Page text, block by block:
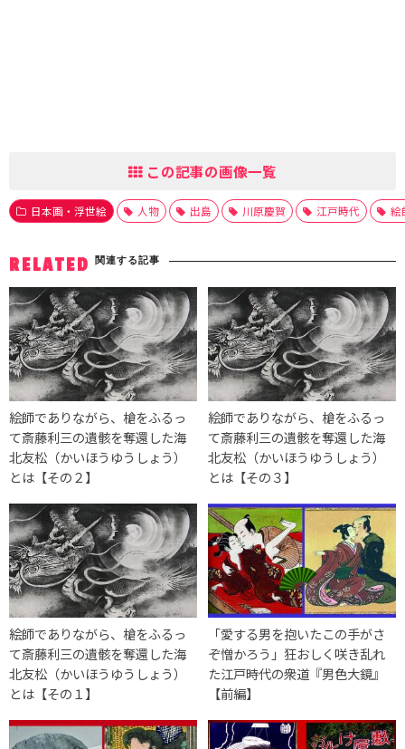
この記事の画像一覧
日本画・浮世絵 人物 出島 川原慶賀 江戸時代 絵
RELATED 関連する記事
絵師でありながら、槍をふるっ
て斎藤利三の遺骸を奪還した海
北友松（かいほうゆうしょう）
とは【その２】
絵師でありながら、槍をふるっ
て斎藤利三の遺骸を奪還した海
北友松（かいほうゆうしょう）
とは【その３】
絵師でありながら、槍をふるっ
て斎藤利三の遺骸を奪還した海
北友松（かいほうゆうしょう）
とは【その１】
「愛する男を抱いたこの手がさ
ぞ憎かろう」狂おしく咲き乱れ
た江戸時代の衆道『男色大鏡』
【前編】